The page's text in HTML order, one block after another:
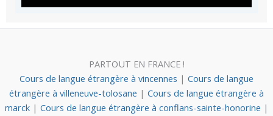
PARTOUT EN FRANCE !
Cours de langue étrangère à vincennes | Cours de langue
étrangère à villeneuve-tolosane | Cours de langue étrangère à
marck | Cours de langue étrangère à conflans-sainte-honorine |